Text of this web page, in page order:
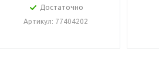
Достаточно
Артикул: 77404202